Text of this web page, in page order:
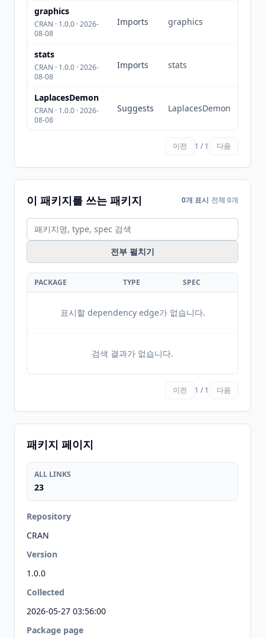
graphics
CRAN · 1.0.0 · 2026-
08-08
Imports graphics
stats
CRAN · 1.0.0 · 2026-
08-08
Imports stats
LaplacesDemon
CRAN · 1.0.0 · 2026-
08-08
Suggests LaplacesDemon
이전 1 / 1 다음
이 패키지를 쓰는 패키지 0개 표시 전체 0개
전부 펼치기
PACKAGE TYPE SPEC
표시할 dependency edge가 없습니다.
검색 결과가 없습니다.
이전 1 / 1 다음
패키지 페이지
ALL LINKS
23
Repository
CRAN
Version
1.0.0
Collected
2026-05-27 03:56:00
Package page